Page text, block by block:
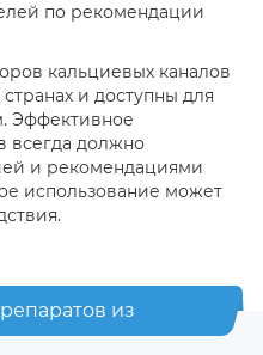
по рекомендации
кальциевых каналов
и доступны для
Эффективное
всегда должно
и рекомендациями
использование может
из